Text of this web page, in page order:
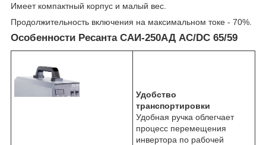
Имеет компактный корпус и малый вес.
Продолжительность включения на максимальном токе - 70%.
Особенности Ресанта САИ-250АД AC/DC 65/59
Удобство
транспортировки
Удобная ручка облегчает
процесс перемещения
инвертора по рабочей